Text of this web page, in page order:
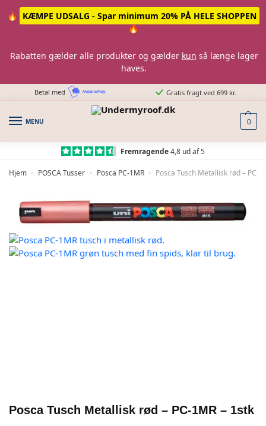
🔥
KÆMPE UDSALG - Spar minimum 20% PÅ HELE SHOPPEN
🔥
Rabatten gælder alle produkter og gælder kun så længe lager
haves.
Betal med Gratis fragt ved 699 kr.
MENU 0
Fremragende4,8 ud af 5
Hjem » POSCA Tusser » Posca PC-1MR » Posca Tusch Metallisk rød – PC-
Posca Tusch Metallisk rød – PC-1MR – 1stk